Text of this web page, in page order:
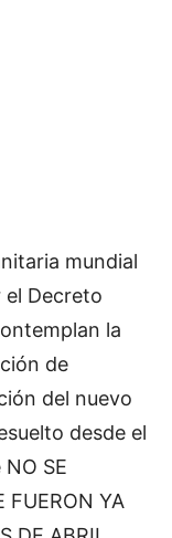
mundial
el Decreto
la
de
del nuevo
desde el
SE
FUERON YA